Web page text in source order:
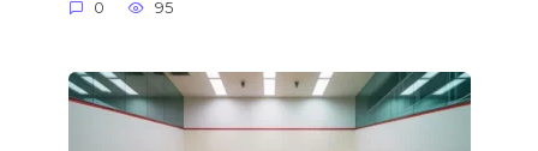
0 95